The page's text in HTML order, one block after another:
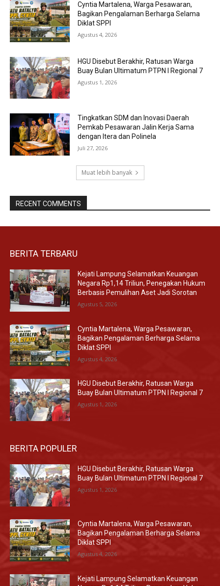
Cyntia Martalena, Warga Pesawaran,
Bagikan Pengalaman Berharga Selama
Diklat SPPI
Agustus 4, 2026
HGU Disebut Berakhir, Ratusan Warga
Buay Bulan Ultimatum PTPN I Regional 7
Agustus 1, 2026
Tingkatkan SDM dan Inovasi Daerah
Pemkab Pesawaran Jalin Kerja Sama
dengan Itera dan Polinela
Juli 27, 2026
Muat lebih banyak
RECENT COMMENTS
BERITA TERBARU
Kejati Lampung Selamatkan Keuangan
Negara Rp1,14 Triliun, Penegakan Hukum
Berbasis Pemulihan Aset Jadi Sorotan
Agustus 5, 2026
Cyntia Martalena, Warga Pesawaran,
Bagikan Pengalaman Berharga Selama
Diklat SPPI
Agustus 4, 2026
HGU Disebut Berakhir, Ratusan Warga
Buay Bulan Ultimatum PTPN I Regional 7
Agustus 1, 2026
BERITA POPULER
HGU Disebut Berakhir, Ratusan Warga
Buay Bulan Ultimatum PTPN I Regional 7
Agustus 1, 2026
Cyntia Martalena, Warga Pesawaran,
Bagikan Pengalaman Berharga Selama
Diklat SPPI
Agustus 4, 2026
Kejati Lampung Selamatkan Keuangan